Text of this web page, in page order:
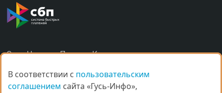
О насНаградыПравилаКонтакты
В соответствии с пользовательским
соглашением сайта «Гусь-Инфо»,
В соответствии с пользовательским
соглашением сайта «Гусь-Инфо»,